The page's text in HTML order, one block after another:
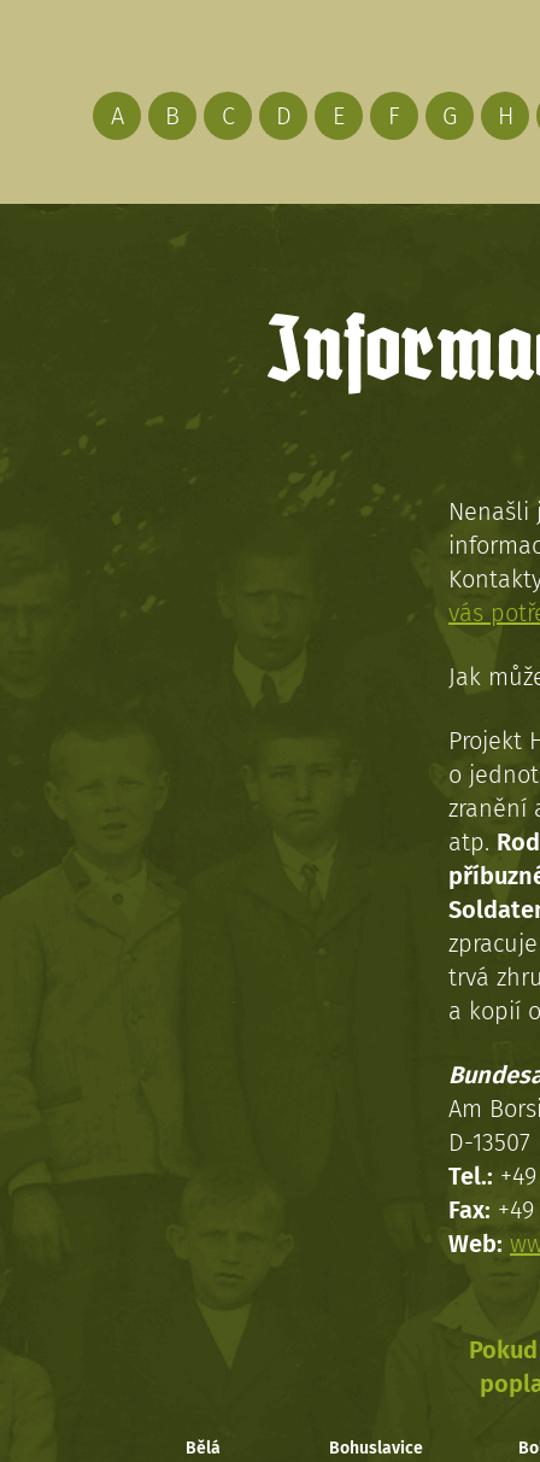
A B C D E F G H
Nenašli
vás
Jak
Projekt
o
zranění
atp.
trvá
a kopií
Am
D-
Tel.:
Fax:
Web:
Bělá Bohuslavice